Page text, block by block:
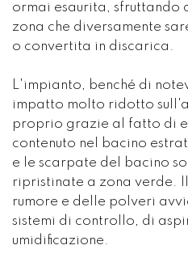
ormai esaurita, sfruttando
zona che diversamente
o convertita in discarica.
L'impianto, benché di
impatto molto ridotto
proprio grazie al fatto di
contenuto nel bacino
e le scarpate del bacino
ripristinate a zona verde.
rumore e delle polveri
sistemi di controllo, di
umidificazione.